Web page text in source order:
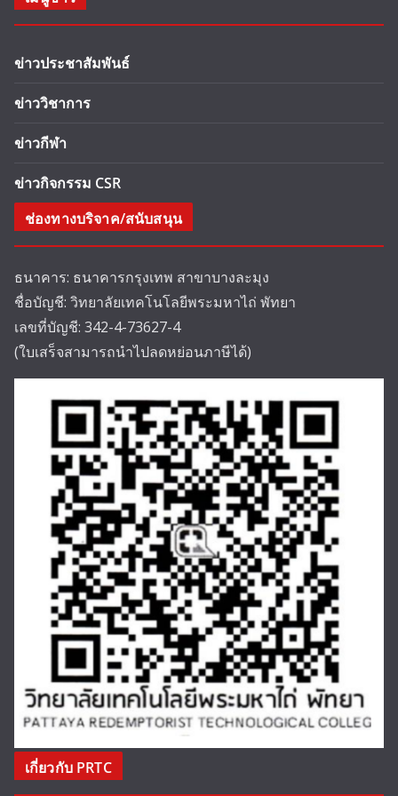
ข่าวประชาสัมพันธ์
ข่าววิชาการ
ข่าวกีฬา
ข่าวกิจกรรม CSR
ช่องทางบริจาค/สนับสนุน
ธนาคาร: ธนาคารกรุงเทพ สาขาบางละมุง
ชื่อบัญชี: วิทยาลัยเทคโนโลยีพระมหาไถ่ พัทยา
เลขที่บัญชี: 342-4-73627-4
(ใบเสร็จสามารถนำไปลดหย่อนภาษีได้)
เกี่ยวกับ PRTC